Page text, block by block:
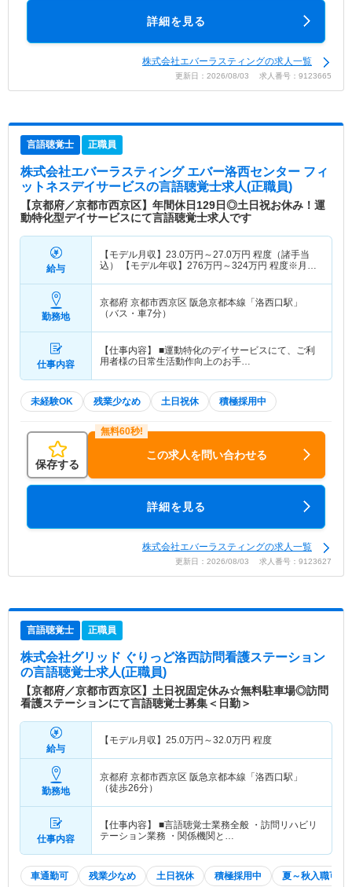
詳細を見る
株式会社エバーラスティングの求人一覧
更新日：2026/08/03 求人番号：9123665
言語聴覚士 正職員
株式会社エバーラスティング エバー洛西センター フィ
ットネスデイサービスの言語聴覚士求人(正職員)
【京都府／京都市西京区】年間休日129日◎土日祝お休み！運
動特化型デイサービスにて言語聴覚士求人です
給与
【モデル月収】 23.0万円～27.0万円 程度（諸手当
込） 【モデル年収】 276万円～324万円 程度※月収
勤務地
京都府 京都市西京区 阪急京都本線「洛西口駅」
（バス・車7分）
仕事内容
【仕事内容】 ■運動特化のデイサービスにて、ご利
用者様の日常生活動作向上のお手…
未経験OK 残業少なめ 土日祝休 積極採用中
保存する
この求人を問い合わせる
詳細を見る
株式会社エバーラスティングの求人一覧
更新日：2026/08/03 求人番号：9123627
言語聴覚士 正職員
株式会社グリッド ぐりっど洛西訪問看護ステーション
の言語聴覚士求人(正職員)
【京都府／京都市西京区】土日祝固定休み☆無料駐車場◎訪問
看護ステーションにて言語聴覚士募集＜日勤＞
給与
【モデル月収】 25.0万円～32.0万円 程度
勤務地
京都府 京都市西京区 阪急京都本線「洛西口駅」
（徒歩26分）
仕事内容
【仕事内容】 ■言語聴覚士業務全般 ・訪問リハビリ
テーション業務 ・関係機関と…
車通勤可 残業少なめ 土日祝休 積極採用中 夏～秋入職可